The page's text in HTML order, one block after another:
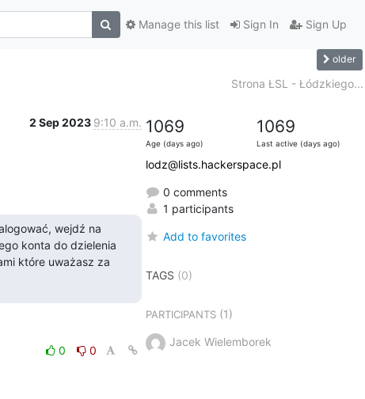
Sign In Sign Up
Manage this list
older
Strona ŁSL - Łódzkiego...
2 Sep 2023 9:10 a.m.
konta do dzielenia
które uważasz za
0
0
1069
Age (days ago)
1069
Last active (days ago)
lodz@lists.hackerspace.pl
0 comments
1 participants
Add to favorites
TAGS (0)
PARTICIPANTS(1)
Jacek Wielemborek